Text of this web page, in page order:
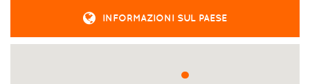
INFORMAZIONI SUL PAESE